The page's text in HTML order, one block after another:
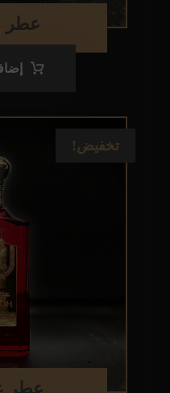
عطر GANAJ
عطر
تخفيض!